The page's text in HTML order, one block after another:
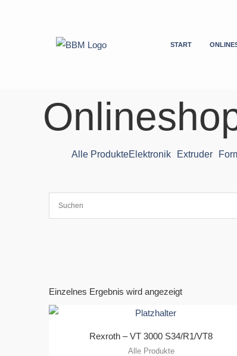
START
Alle ProdukteElektronik Extruder
Einzelnes Ergebnis wird angezeigt
Rexroth – VT 3000 S34/R1/VT8
Alle Produkte